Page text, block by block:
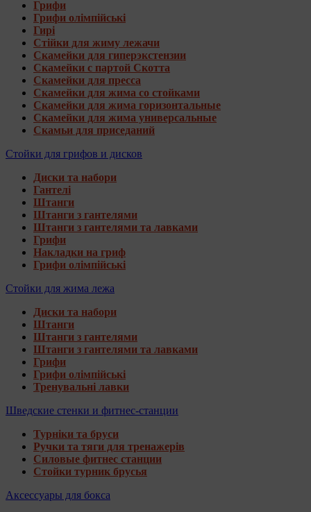
Грифи
Грифи олімпійські
Гирі
Стійки для жиму лежачи
Скамейки для гиперэкстензии
Скамейки с партой Скотта
Скамейки для пресса
Скамейки для жима со стойками
Скамейки для жима горизонтальные
Скамейки для жима универсальные
Скамьи для приседаний
Стойки для грифов и дисков
Диски та набори
Гантелі
Штанги
Штанги з гантелями
Штанги з гантелями та лавками
Грифи
Накладки на гриф
Грифи олімпійські
Стойки для жима лежа
Диски та набори
Штанги
Штанги з гантелями
Штанги з гантелями та лавками
Грифи
Грифи олімпійські
Тренувальні лавки
Шведские стенки и фитнес-станции
Турніки та бруси
Ручки та тяги для тренажерів
Силовые фитнес станции
Стойки турник брусья
Аксессуары для бокса